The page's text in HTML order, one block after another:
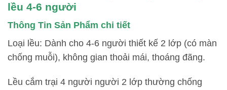
lều 4-6 người
Thông Tin Sản Phẩm chi tiết
Loại lều: Dành cho 4-6 người thiết kế 2 lớp (có màn
chống muỗi), không gian thoải mái, thoáng đãng.
Lều cắm trại 4 người người 2 lớp thường chống